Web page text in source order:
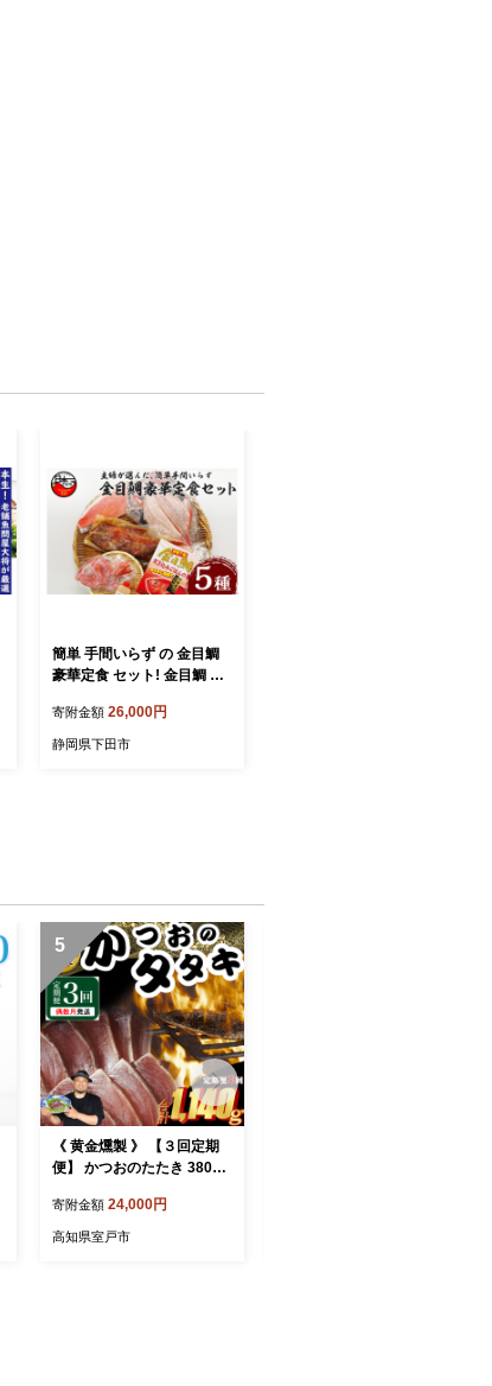
簡単 手間いらず の 金目鯛
豪華定食 セット! 金目鯛 詰
煮付け 魚 一夜干し 干物 キ
ンメダイ 味噌汁 姿煮 湯引
寄附金額 26,000円
静岡県下田市
5
《 黄金燻製 》 【３回定期
便】 かつおのたたき 380ｇ
（大きめ１節） 惣菜 詰め合
わせ 高知 真空 小分け 個包
寄附金額 24,000円
高知県室戸市